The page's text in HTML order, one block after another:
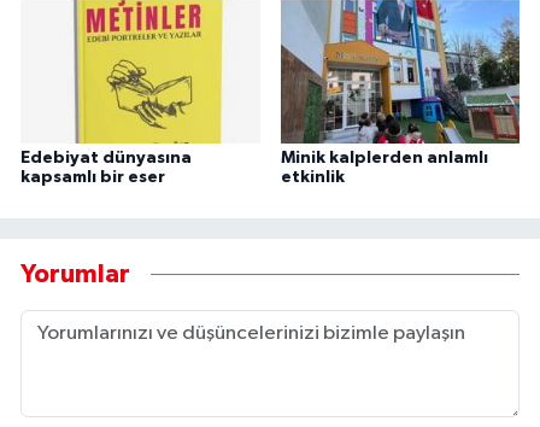
Edebiyat dünyasına
kapsamlı bir eser
Minik kalplerden anlamlı
etkinlik
Yorumlar